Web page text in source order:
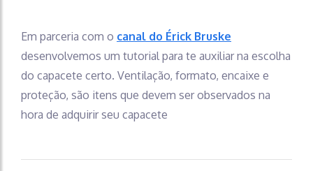
Em parceria com o canal do Érick Bruske
desenvolvemos um tutorial para te auxiliar na escolha
do capacete certo. Ventilação, formato, encaixe e
proteção, são itens que devem ser observados na
hora de adquirir seu capacete